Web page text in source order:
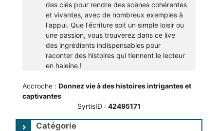
J'ai oublié mon mot de passe
des clés pour rendre des scènes cohérentes
et vivantes, avec de nombreux exemples à
l'appui. Que l'écriture soit un simple loisir ou
une passion, vous trouverez dans ce live
des ingrédients indispensables pour
raconter des histoires qui tiennent le lecteur
en haleine !
Accroche : Donnez vie à des histoires intrigantes et
captivantes
SyrtisID : 42495171
Catégorie